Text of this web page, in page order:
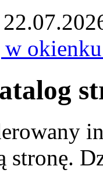
w
stronę.